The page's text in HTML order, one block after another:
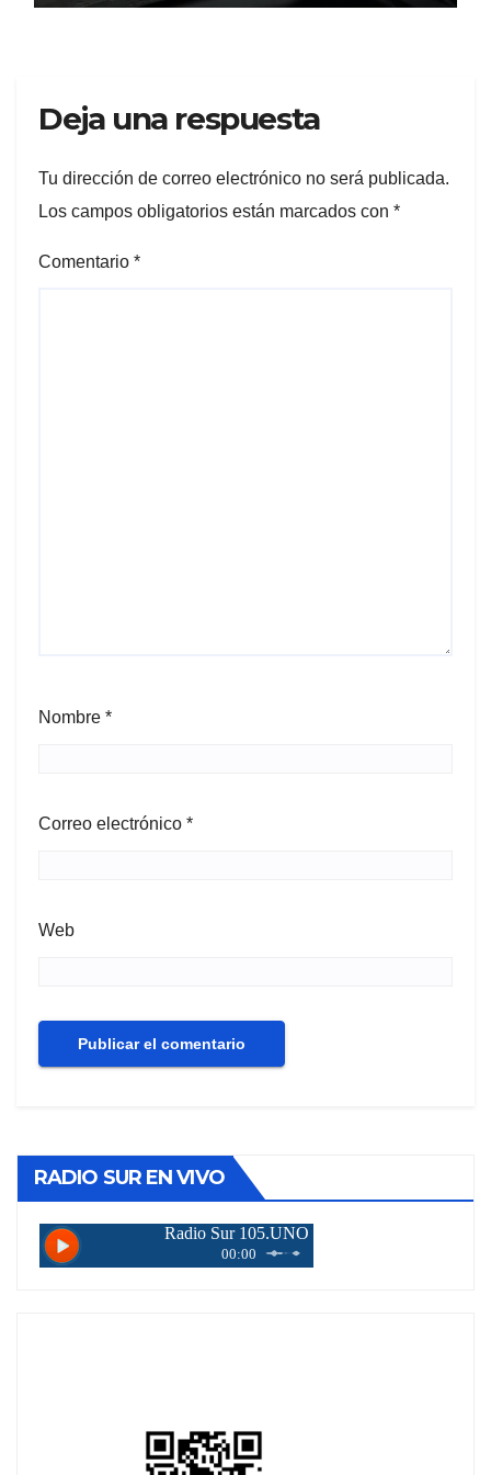
Deja una respuesta
Tu dirección de correo electrónico no será publicada.
Los campos obligatorios están marcados con *
Comentario *
Nombre *
Correo electrónico *
Web
RADIO SUR EN VIVO